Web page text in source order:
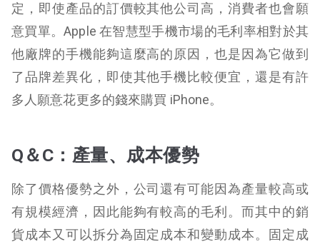
定，即使產品的訂價較其他公司高，消費者也會願
意買單。Apple 在智慧型手機市場的毛利率相對於其
他廠牌的手機能夠這麼高的原因，也是因為它做到
了品牌差異化，即使其他手機比較便宜，還是有許
多人願意花更多的錢來購買 iPhone。
Q＆C：產量、成本優勢
除了價格優勢之外，公司還有可能因為產量較高或
有規模經濟，因此能夠有較高的毛利。而其中的銷
貨成本又可以拆分為固定成本和變動成本。固定成